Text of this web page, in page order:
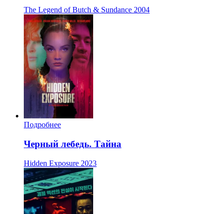
The Legend of Butch & Sundance 2004
Подробнее
Черный лебедь. Тайна
Hidden Exposure 2023